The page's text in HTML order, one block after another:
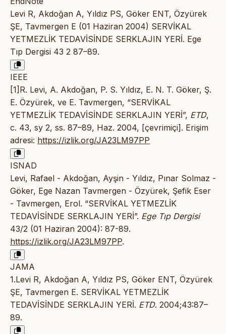
Levi R, Akdoğan A, Yıldız PS, Göker ENT, Özyürek
ŞE, Tavmergen E (01 Haziran 2004) SERVİKAL
YETMEZLİK TEDAVİSİNDE SERKLAJIN YERİ. Ege
Tıp Dergisi 43 2 87–89.
IEEE
[1]R. Levi, A. Akdoğan, P. S. Yıldız, E. N. T. Göker, Ş.
E. Özyürek, ve E. Tavmergen, “SERVİKAL
YETMEZLİK TEDAVİSİNDE SERKLAJIN YERİ”, ETD,
c. 43, sy 2, ss. 87–89, Haz. 2004, [çevrimiçi]. Erişim
adresi: https://izlik.org/JA23LM97PP
ISNAD
Levi, Rafael - Akdoğan, Ayşin - Yıldız, Pınar Solmaz -
Göker, Ege Nazan Tavmergen - Özyürek, Şefik Eser
- Tavmergen, Erol. “SERVİKAL YETMEZLİK
TEDAVİSİNDE SERKLAJIN YERİ”. Ege Tıp Dergisi
43/2 (01 Haziran 2004): 87-89.
https://izlik.org/JA23LM97PP.
JAMA
1.Levi R, Akdoğan A, Yıldız PS, Göker ENT, Özyürek
ŞE, Tavmergen E. SERVİKAL YETMEZLİK
TEDAVİSİNDE SERKLAJIN YERİ. ETD. 2004;43:87–
89.